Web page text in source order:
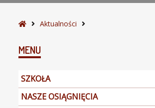
S
r
o
a
g
Aktualności
MENU
SZKOŁA
NASZE OSIĄGNIĘCIA